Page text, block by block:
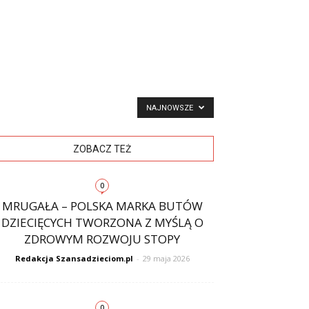
NAJNOWSZE
ZOBACZ TEŻ
0
MRUGAŁA – POLSKA MARKA BUTÓW
DZIECIĘCYCH TWORZONA Z MYŚLĄ O
ZDROWYM ROZWOJU STOPY
Redakcja Szansadzieciom.pl - 29 maja 2026